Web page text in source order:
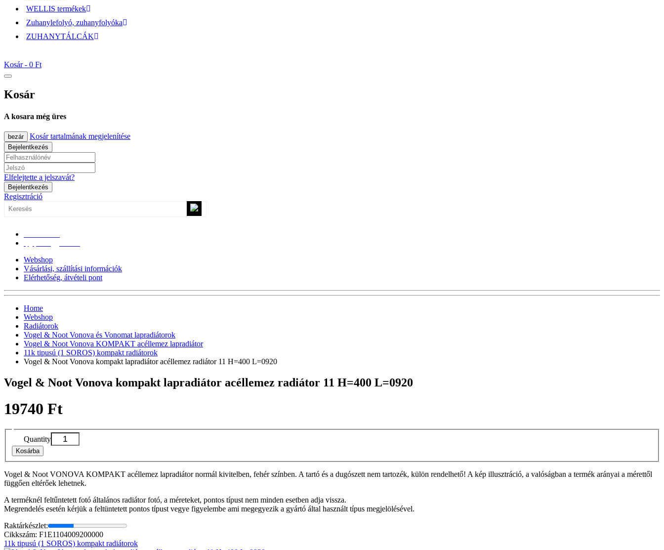
WELLIS termékek
Zuhanylefolyó, zuhanyfolyóka
ZUHANYTÁLCÁK
Kosár - 0 Ft
Kosár
A kosara még üres
bezár Kosár tartalmának megjelenítése
Bejelentkezés
Elfelejtette a jelszavát?
Bejelentkezés
Regisztráció
Webshop
Vásárlási, szállítási információk
Elérhetőség, átvételi pont
Home
Webshop
Radiátorok
Vogel & Noot Vonova és Vonomat lapradiátorok
Vogel & Noot Vonova KOMPAKT acéllemez lapradiátor
11k tipusú (1 SOROS) kompakt radiátorok
Vogel & Noot Vonova kompakt lapradiátor acéllemez radiátor 11 H=400 L=0920
Vogel & Noot Vonova kompakt lapradiátor acéllemez radiátor 11 H=400 L=0920
19740 Ft
Quantity
Kosárba
Vogel & Noot VONOVA KOMPAKT acéllemez lapradiátor normál kivitelben, fehér színben. A tartó és a dugószett nem tartozék, külön rendelhető! A kép illusztráció, a valóságban a termék arányai a mérettől
függően eltérőek lehetnek.
A terméknél feltűntetett fotó általános radiátor fotó, a méreteket, pontos típust nem minden esetben adja vissza.
Megrendelés esetén kérjük a feltüntetett pontos típust vegye figyelembe ami megegyezik a gyártó által használt típus megjelölésével.
Raktárkészlet:
Cikkszám: F1E1104009200000
11k tipusú (1 SOROS) kompakt radiátorok